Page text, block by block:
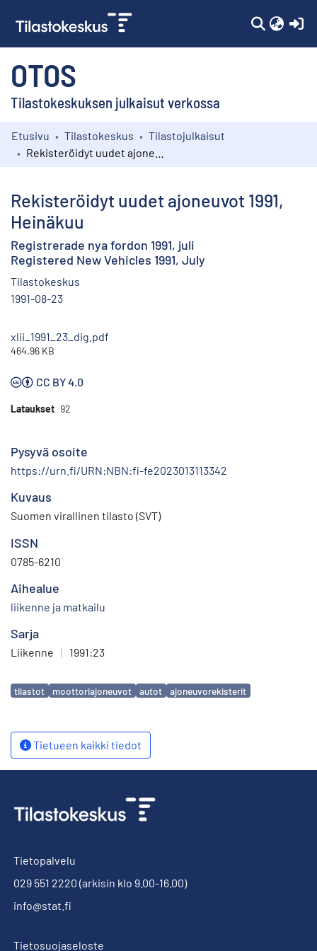
OTOS
Tilastokeskuksen julkaisut verkossa
Kokoelmat
Etusivu Tilastokeskus
Tilastojulkaisut
Rekisteröidyt uudet ajoneuvot 1991,
Heinäkuu
Registrerade nya fordon 1991, juli
Registered New Vehicles 1991, July
Tilastokeskus
1991-08-23
xlii_1991_23_dig.pdf
464.96 KB
CC BY 4.0
Lataukset 92
Pysyvä osoite
https://urn.fi/URN:NBN:fi-fe2023013113342
Kuvaus
Suomen virallinen tilasto (SVT)
ISSN
0785-6210
Aihealue
liikenne ja matkailu
Sarja
Liikenne | 1991:23
Avainsanat
tilastot moottoriajoneuvot autot ajoneuvorekisterit
Tietueen kaikki tiedot
Tietopalvelu
029 551 2220 (arkisin klo 9.00-16.00)
info@stat.fi
Tietosuojaseloste